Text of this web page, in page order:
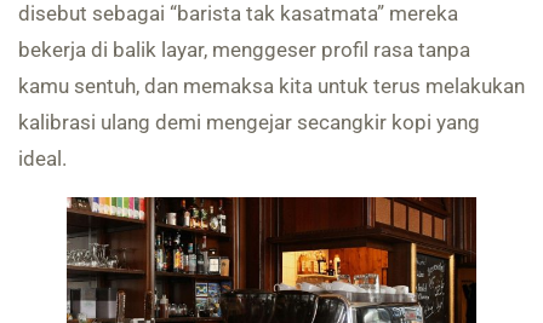
disebut sebagai “barista tak kasatmata” mereka
bekerja di balik layar, menggeser profil rasa tanpa
kamu sentuh, dan memaksa kita untuk terus melakukan
kalibrasi ulang demi mengejar secangkir kopi yang
ideal.